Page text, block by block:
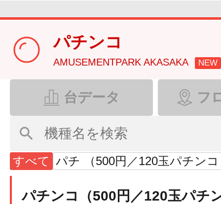
パチンコ
AMUSEMENTPARK AKASAKA NEW
台データ フ
すべて パチ （500円／120玉パチン
パチンコ（500円／120玉パチ